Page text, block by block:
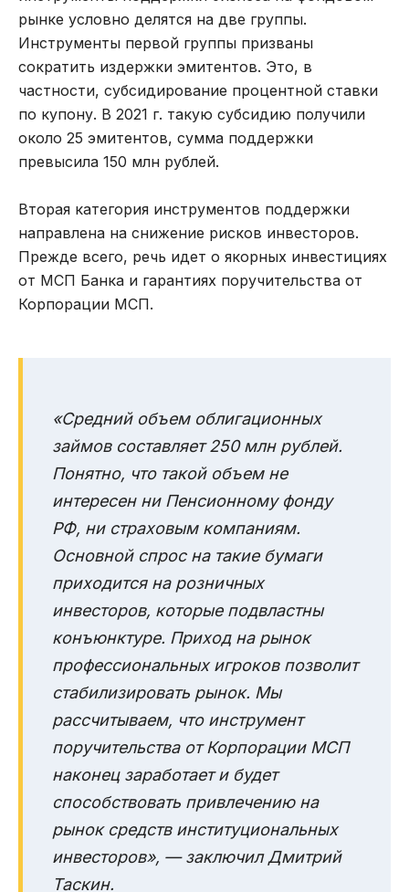
рынке условно делятся на две группы.
Инструменты первой группы призваны
сократить издержки эмитентов. Это, в
частности, субсидирование процентной ставки
по купону. В 2021 г. такую субсидию получили
около 25 эмитентов, сумма поддержки
превысила 150 млн рублей.
Вторая категория инструментов поддержки
направлена на снижение рисков инвесторов.
Прежде всего, речь идет о якорных инвестициях
от МСП Банка и гарантиях поручительства от
Корпорации МСП.
«Средний объем облигационных
займов составляет 250 млн рублей.
Понятно, что такой объем не
интересен ни Пенсионному фонду
РФ, ни страховым компаниям.
Основной спрос на такие бумаги
приходится на розничных
инвесторов, которые подвластны
конъюнктуре. Приход на рынок
профессиональных игроков позволит
стабилизировать рынок. Мы
рассчитываем, что инструмент
поручительства от Корпорации МСП
наконец заработает и будет
способствовать привлечению на
рынок средств институциональных
инвесторов», — заключил Дмитрий
Таскин.